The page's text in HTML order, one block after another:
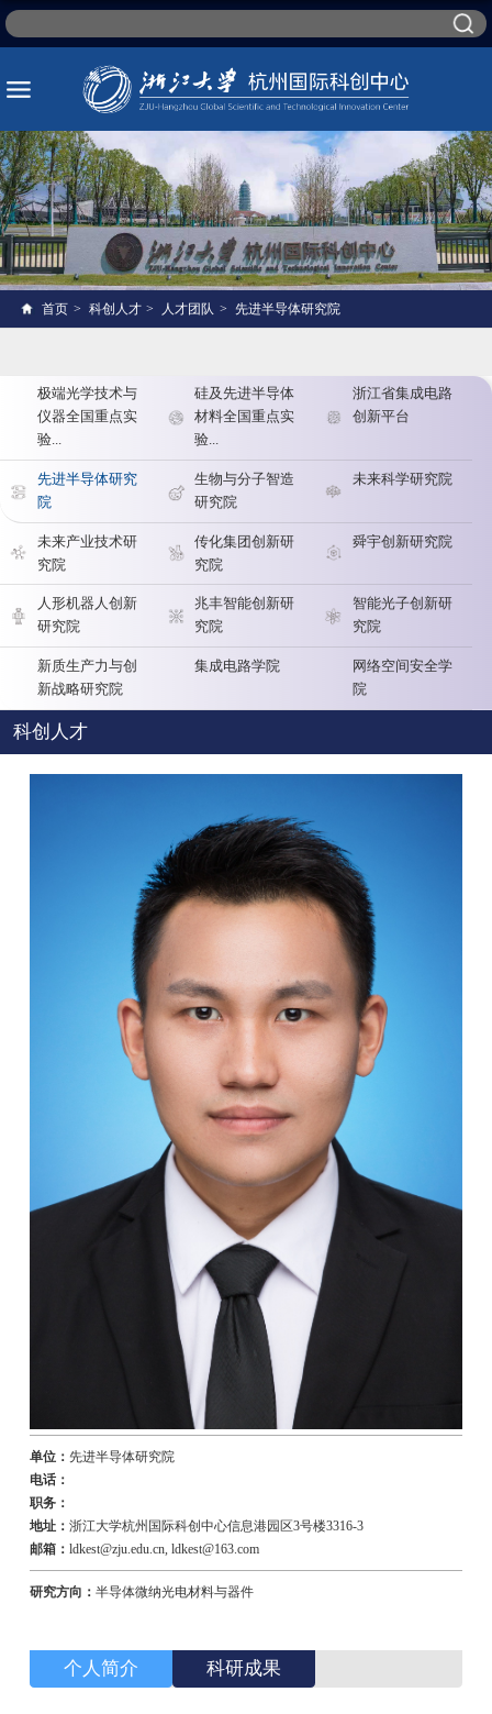
首页 > 科创人才 > 人才团队 > 先进半导体研究院
极端光学技术与
仪器全国重点实
验...
硅及先进半导体
材料全国重点实
验...
浙江省集成电路
创新平台
先进半导体研究
院
生物与分子智造
研究院
未来科学研究院
未来产业技术研
究院
传化集团创新研
究院
舜宇创新研究院
人形机器人创新
研究院
兆丰智能创新研
究院
智能光子创新研
究院
新质生产力与创
新战略研究院
集成电路学院
网络空间安全学
院
科创人才
单位： 先进半导体研究院
电话：
职务：
地址： 浙江大学杭州国际科创中心信息港园区3号楼3316-3
邮箱： ldkest@zju.edu.cn, ldkest@163.com
研究方向： 半导体微纳光电材料与器件
个人简介 科研成果